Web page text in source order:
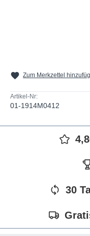
Zum Merkzettel
Artikel-Nr:
01-1914M0412
30